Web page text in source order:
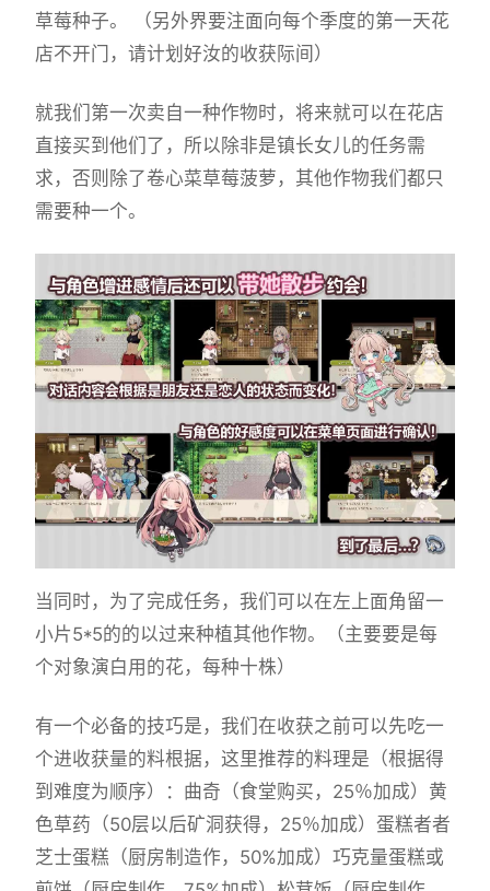
草莓种子。 （另外界要注面向每个季度的第一天花
店不开门，请计划好汝的收获际间）
就我们第一次卖自一种作物时，将来就可以在花店
直接买到他们了，所以除非是镇长女儿的任务需
求，否则除了卷心菜草莓菠萝，其他作物我们都只
需要种一个。
当同时，为了完成任务，我们可以在左上面角留一
小片5*5的的以过来种植其他作物。（主要要是每
个对象演白用的花，每种十株）
有一个必备的技巧是，我们在收获之前可以先吃一
个进收获量的料根据，这里推荐的料理是（根据得
到难度为顺序）：曲奇（食堂购买，25％加成）黄
色草药（50层以后矿洞获得，25％加成）蛋糕者者
芝士蛋糕（厨房制造作，50%加成）巧克量蛋糕或